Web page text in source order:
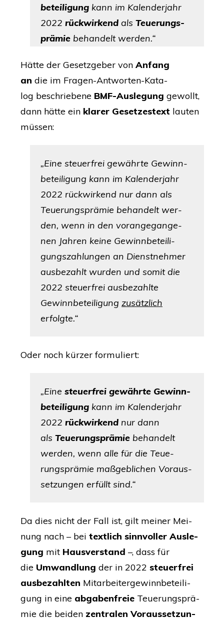
be­tei­li­gung kann im Kalen­der­jahr
2022 rück­wir­kend als Teue­rungs­
prä­mie behan­delt werden.“
Hät­te der Gesetz­ge­ber von Anfang
an die im Fra­gen-Ant­wor­ten-Kata­
log beschrie­be­ne BMF-Aus­le­gung gewollt,
dann hät­te ein kla­rer Geset­zes­text lau­ten
müssen:
„Eine steu­er­frei gewähr­te Gewinn­
be­tei­li­gung kann im Kalen­der­jahr
2022 rück­wir­kend nur dann als
Teue­rungs­prä­mie behan­delt wer­
den, wenn in den vor­an­ge­gan­ge­
nen Jah­ren kei­ne Gewinn­be­tei­li­
gungs­zah­lun­gen an Dienst­neh­mer
aus­be­zahlt wur­den und somit die
2022 steu­er­frei aus­be­zahl­te
Gewinn­be­tei­li­gung zusätz­lich
erfolgte.“
Oder noch kür­zer formuliert:
„Eine steu­er­frei gewähr­te Gewinn­
be­tei­li­gung kann im Kalen­der­jahr
2022 rück­wir­kend nur dann
als Teue­rungs­prä­mie behan­delt
wer­den, wenn alle für die Teue­
rungs­prä­mie maß­geb­li­chen Vor­aus­
set­zun­gen erfüllt sind.“
Da dies nicht der Fall ist, gilt mei­ner Mei­
nung nach – bei text­lich sinn­vol­ler Aus­le­
gung mit Haus­ver­stand –, dass für
die Umwand­lung der in 2022 steu­er­frei
aus­be­zahl­ten Mit­ar­bei­ter­ge­winn­be­tei­li­
gung in eine abga­ben­freie Teue­rungs­prä­
mie die bei­den zen­tra­len Vor­aus­set­zun­